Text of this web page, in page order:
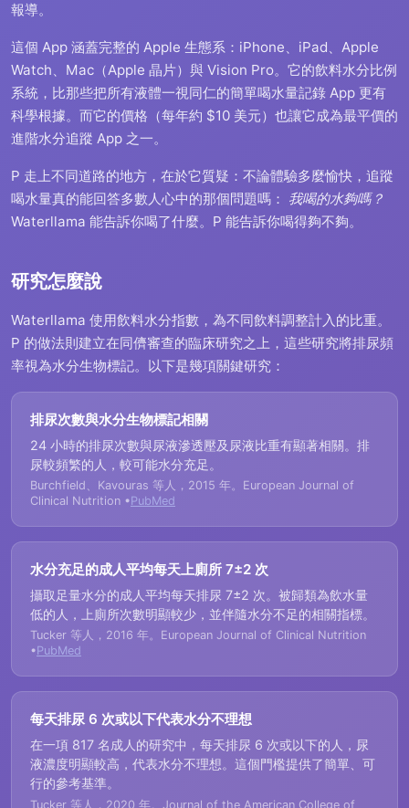
報導。
這個 App 涵蓋完整的 Apple 生態系：iPhone、iPad、Apple
Watch、Mac（Apple 晶片）與 Vision Pro。它的飲料水分比例
系統，比那些把所有液體一視同仁的簡單喝水量記錄 App 更有
科學根據。而它的價格（每年約 $10 美元）也讓它成為最平價的
進階水分追蹤 App 之一。
P 走上不同道路的地方，在於它質疑：不論體驗多麼愉快，追蹤
喝水量真的能回答多數人心中的那個問題嗎： 我喝的水夠嗎？
Waterllama 能告訴你喝了什麼。P 能告訴你喝得夠不夠。
研究怎麼說
Waterllama 使用飲料水分指數，為不同飲料調整計入的比重。
P 的做法則建立在同儕審查的臨床研究之上，這些研究將排尿頻
率視為水分生物標記。以下是幾項關鍵研究：
排尿次數與水分生物標記相關
24 小時的排尿次數與尿液滲透壓及尿液比重有顯著相關。排
尿較頻繁的人，較可能水分充足。
Burchfield、Kavouras 等人，2015 年。European Journal of
Clinical Nutrition •PubMed
水分充足的成人平均每天上廁所 7±2 次
攝取足量水分的成人平均每天排尿 7±2 次。被歸類為飲水量
低的人，上廁所次數明顯較少，並伴隨水分不足的相關指標。
Tucker 等人，2016 年。European Journal of Clinical Nutrition
•PubMed
每天排尿 6 次或以下代表水分不理想
在一項 817 名成人的研究中，每天排尿 6 次或以下的人，尿
液濃度明顯較高，代表水分不理想。這個門檻提供了簡單、可
行的參考基準。
Tucker 等人，2020 年。Journal of the American College of